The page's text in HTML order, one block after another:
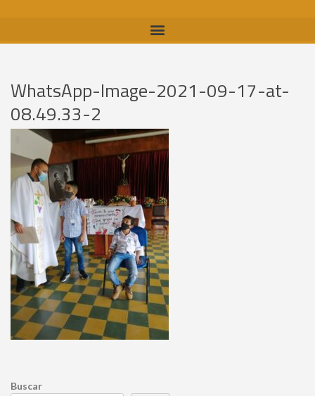
WhatsApp-Image-2021-09-17-at-
08.49.33-2
Buscar